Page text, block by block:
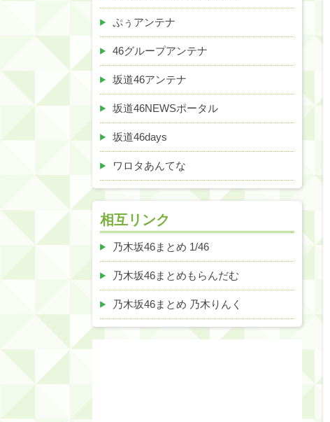
ぷぅアンテナ
46グループアンテナ
坂道46アンテナ
坂道46NEWSポータル
坂道46days
ワロタあんてな
相互リンク
乃木坂46まとめ 1/46
乃木坂46まとめもらんだむ
乃木坂46まとめ 乃木りんく